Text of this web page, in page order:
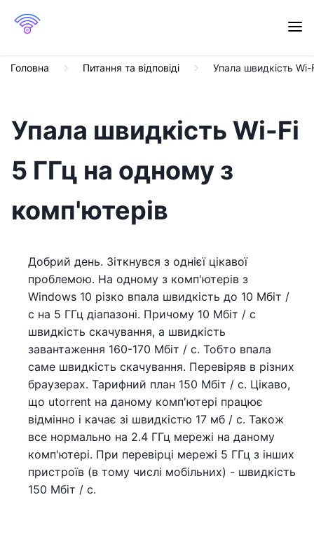
Головна Питання та відповіді Упала швидкість
Упала швидкість Wi-Fi
5 ГГц на одному з
комп'ютерів
Добрий день. Зіткнувся з однієї цікавої
проблемою. На одному з комп'ютерів з
Windows 10 різко впала швидкість до 10 Мбіт /
с на 5 ГГц діапазоні. Причому 10 Мбіт / с
швидкість скачування, а швидкість
завантаження 160-170 Мбіт / с. Тобто впала
саме швидкість скачування. Перевіряв в різних
браузерах. Тарифний план 150 Мбіт / с. Цікаво,
що utorrent на даному комп'ютері працює
відмінно і качає зі швидкістю 17 мб / c. Також
все нормально на 2.4 ГГц мережі на даному
комп'ютері. При перевірці мережі 5 ГГц з інших
пристроїв (в тому числі мобільних) - швидкість
150 Мбіт / с.